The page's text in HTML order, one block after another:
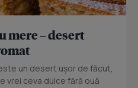
mere – desert
un desert ușor de făcut,
vrei ceva dulce fără ouă